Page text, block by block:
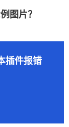
图片？
插件报错